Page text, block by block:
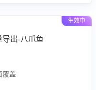
生效中
出-八爪鱼
覆盖